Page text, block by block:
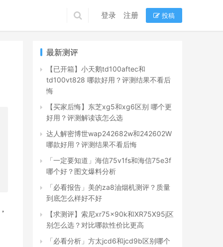
登录 注册 投稿
最新测评
【已开箱】小天鹅td100aftec和
td100vt828 哪款好用？评测结果不看后
悔
【买家后悔】东芝xg5和xg6区别 哪个更
好用？评测解读该怎么选
达人解密博世wap242682w和242602W
哪款好用？评测结果不看后悔
「一定要知道」海信75v1fs和海信75e3f
哪个好？图文爆料分析
「必看报告」美的za8油烟机测评？质量
到底怎么样好不好
【求测评】索尼xr75x90k和XR75X95j区
别怎么选？对比哪款性价比更高
「必看分析」方太jcd6和jcd9b区别哪个